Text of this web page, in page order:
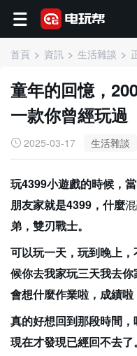
首頁 資訊 生活雜談
童年的回憶，
一款你曾經玩過
2025-03-17 生活雜談
玩4399小遊戲的時候，
朋友家就是4399，什麼
弟，雙刃戰士。
可以玩一天，玩到晚上
候你去我家玩三天我去
會想什麼作業啦，成績啦
真的好想回到那段時間
現在才發現已經回不去了。